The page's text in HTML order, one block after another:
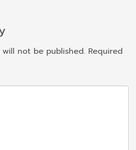
not be published. Required